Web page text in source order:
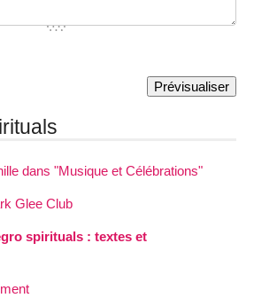
dans "Musique et Célébrations"
Glee Club
spirituals : textes et